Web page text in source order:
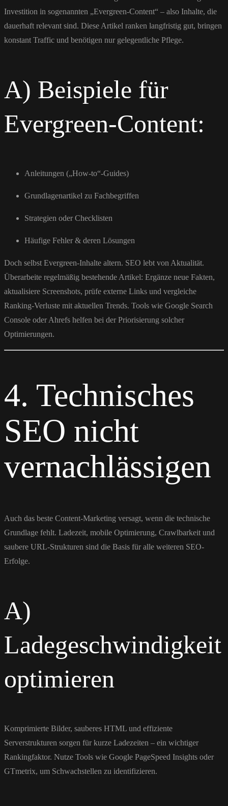
Investition in sogenannten „Evergreen-Content“ – also Inhalte, die
dauerhaft relevant sind. Diese Artikel ranken langfristig gut, bringen
konstant Traffic und benötigen nur gelegentliche Pflege.
A) Beispiele für
Evergreen-Content:
Anleitungen („How-to“-Guides)
Grundlagenartikel zu Fachbegriffen
Strategien oder Checklisten
Häufige Fehler & deren Lösungen
Doch selbst Evergreen-Inhalte altern. SEO lebt von Aktualität.
Überarbeite regelmäßig bestehende Artikel: Ergänze neue Fakten,
aktualisiere Screenshots, prüfe externe Links und vergleiche
Ranking-Verluste mit aktuellen Trends. Tools wie Google Search
Console oder Ahrefs helfen bei der Priorisierung solcher
Optimierungen.
4. Technisches
SEO nicht
vernachlässigen
Auch das beste Content-Marketing versagt, wenn die technische
Grundlage fehlt. Ladezeit, mobile Optimierung, Crawlbarkeit und
saubere URL-Strukturen sind die Basis für alle weiteren SEO-
Erfolge.
A)
Ladegeschwindigkeit
optimieren
Komprimierte Bilder, sauberes HTML und effiziente
Serverstrukturen sorgen für kurze Ladezeiten – ein wichtiger
Rankingfaktor. Nutze Tools wie Google PageSpeed Insights oder
GTmetrix, um Schwachstellen zu identifizieren.